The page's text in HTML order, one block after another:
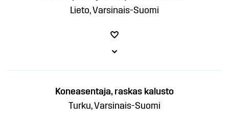
Lieto, Varsinais-Suomi
Koneasentaja, raskas kalusto
Turku, Varsinais-Suomi